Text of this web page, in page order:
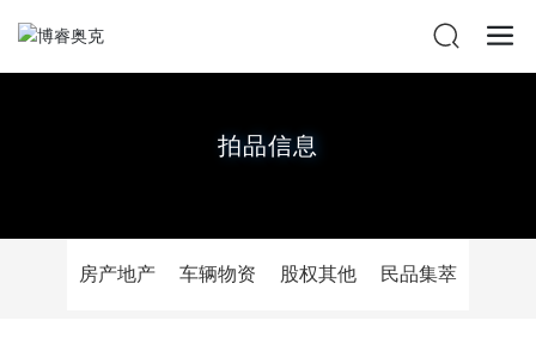
拍品信息
房产地产 车辆物资 股权其他 民品集萃